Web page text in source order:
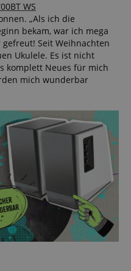
WS
„Als ich die
bekam, war ich mega
Seit Weihnachten
Ukulele. Es ist nicht
komplett Neues für mich
mich wunderbar
Funktional
um zu sehen,
z.B. Analyse-
nicht verwendet
Besucher direkt zu
Laufzeit Beschreibung
1
Stunde
59
Minuten
Enables
remembering
the state of
assistant for
a given end
user (what